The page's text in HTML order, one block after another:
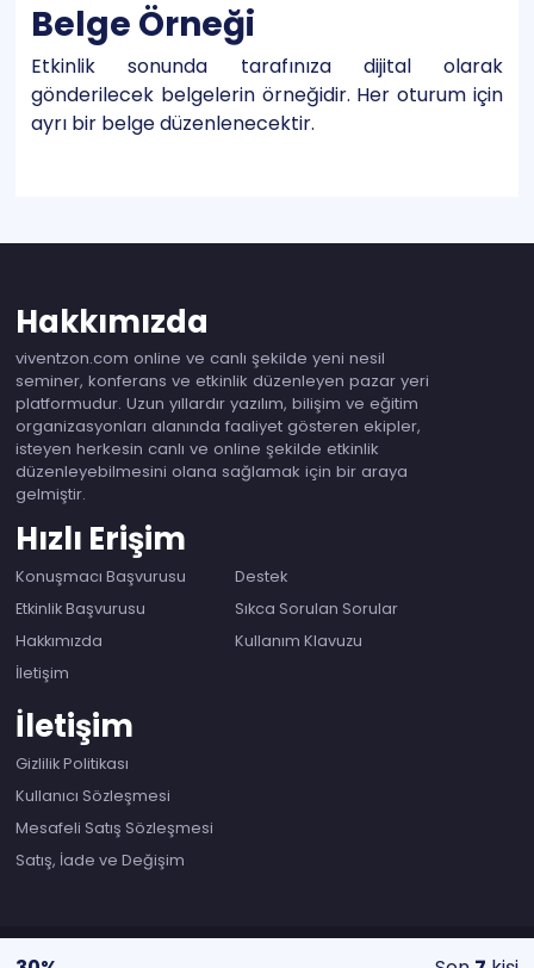
Belge Örneği
Etkinlik sonunda tarafınıza dijital olarak
gönderilecek belgelerin örneğidir. Her oturum için
ayrı bir belge düzenlenecektir.
Hakkımızda
viventzon.com online ve canlı şekilde yeni nesil
seminer, konferans ve etkinlik düzenleyen pazar yeri
platformudur. Uzun yıllardır yazılım, bilişim ve eğitim
organizasyonları alanında faaliyet gösteren ekipler,
isteyen herkesin canlı ve online şekilde etkinlik
düzenleyebilmesini olana sağlamak için bir araya
gelmiştir.
Hızlı Erişim
Konuşmacı Başvurusu
Etkinlik Başvurusu
Hakkımızda
İletişim
Destek
Sıkca Sorulan Sorular
Kullanım Klavuzu
İletişim
Gizlilik Politikası
Kullanıcı Sözleşmesi
Mesafeli Satış Sözleşmesi
Satış, İade ve Değişim